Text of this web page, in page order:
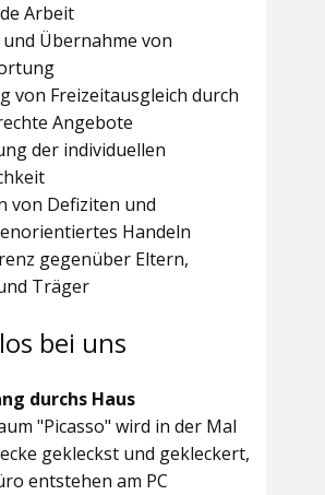
Arbeit
Übernahme von
von Freizeitausgleich durch
Angebote
der individuellen
von Defiziten und
Handeln
gegenüber Eltern,
Träger
bei uns
durchs Haus
"Picasso" wird in der Mal
gekleckst und gekleckert,
entstehen am PC